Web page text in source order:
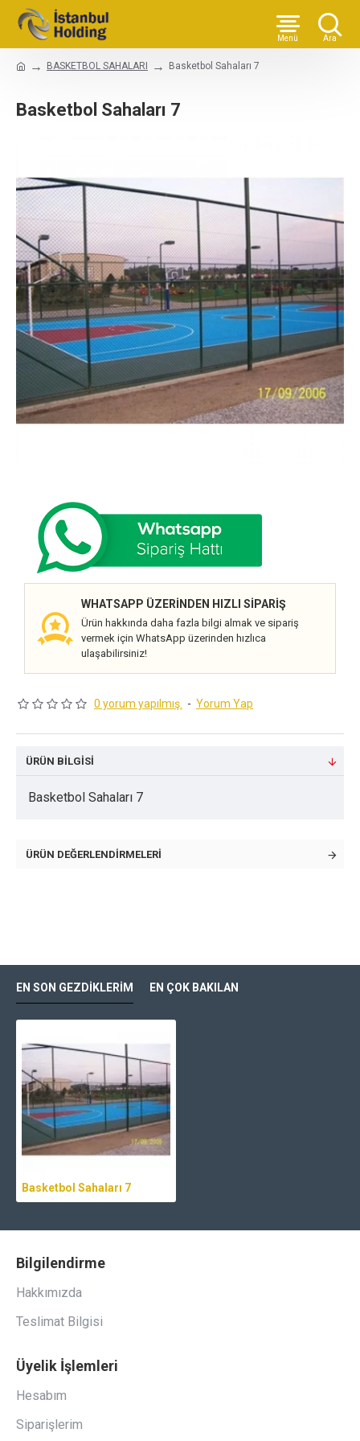
BASKETBOL SAHALARI Basketbol Sahaları 7
Basketbol Sahaları 7
WHATSAPP ÜZERINDEN HIZLI SIPARIŞ
Ürün hakkında daha fazla bilgi almak ve sipariş
vermek için WhatsApp üzerinden hızlıca
ulaşabilirsiniz!
0 yorum yapılmış. - Yorum Yap
ÜRÜN BILGISI
Basketbol Sahaları 7
ÜRÜN DEĞERLENDIRMELERI
EN SON GEZDIKLERIM EN ÇOK BAKILAN
Basketbol Sahaları 7
Bilgilendirme
Hakkımızda
Teslimat Bilgisi
Üyelik İşlemleri
Hesabım
Siparişlerim